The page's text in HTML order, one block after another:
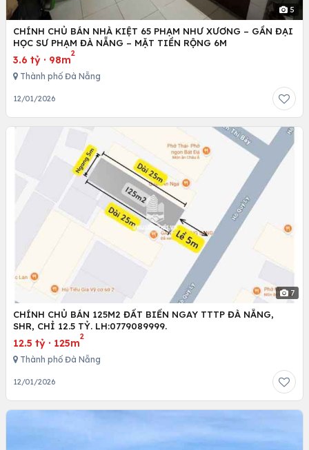
5
CHÍNH CHỦ BÁN NHÀ KIỆT 65 PHẠM NHƯ XƯƠNG – GẦN ĐẠI
HỌC SƯ PHẠM ĐÀ NẴNG – MẶT TIỀN RỘNG 6M
3.6 tỷ · 98m
2
Thành phố Đà Nẵng
12/01/2026
7
CHÍNH CHỦ BÁN 125M2 ĐẤT BIỂN NGAY TTTP ĐÀ NẴNG,
SHR, CHỈ 12.5 TỶ. LH:0779089999.
12.5 tỷ · 125m
2
Thành phố Đà Nẵng
12/01/2026